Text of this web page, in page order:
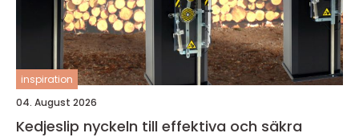
inspiration
04. August 2026
Kedjeslip nyckeln till effektiva och säkra